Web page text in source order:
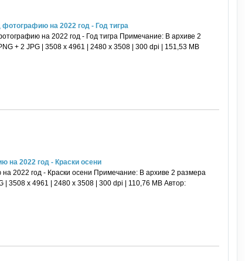
на 2022 год - Год тигра
на 2022 год - Год тигра Примечание: В архиве 2
+ 2 JPG | 3508 x 4961 | 2480 x 3508 | 300 dpi | 151,53 MB
на 2022 год - Краски осени
2022 год - Краски осени Примечание: В архиве 2 размера
| 3508 x 4961 | 2480 x 3508 | 300 dpi | 110,76 MB Автор: